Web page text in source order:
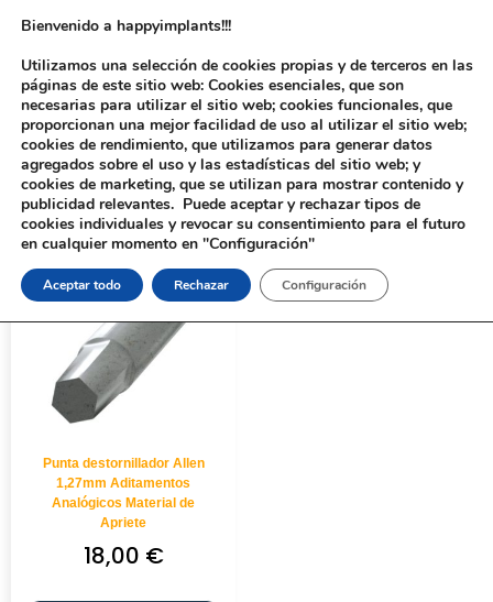
Inicio/ Productos etiquetados “27mm”
Punta destornillador Allen
1,27mm Aditamentos
Analógicos Material de
Apriete
18,00 €
Bienvenido a happyimplants!!!
Utilizamos una selección de cookies propias y de terceros en las
páginas de este sitio web: Cookies esenciales, que son
necesarias para utilizar el sitio web; cookies funcionales, que
proporcionan una mejor facilidad de uso al utilizar el sitio web;
cookies de rendimiento, que utilizamos para generar datos
agregados sobre el uso y las estadísticas del sitio web; y
cookies de marketing, que se utilizan para mostrar contenido y
publicidad relevantes. Puede aceptar y rechazar tipos de
cookies individuales y revocar su consentimiento para el futuro
en cualquier momento en "Configuración"
Aceptar todo Rechazar Configuración